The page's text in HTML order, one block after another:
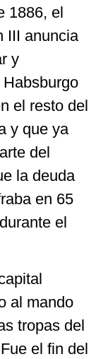
1886, el
III anuncia
y
el resto del
y que ya
del
la deuda
en 65
el
al mando
tropas del
el fin del